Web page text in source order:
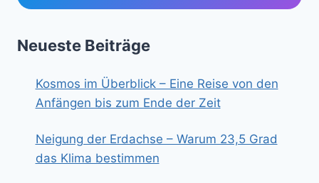
Neueste Beiträge
Kosmos im Überblick – Eine Reise von den
Anfängen bis zum Ende der Zeit
Neigung der Erdachse – Warum 23,5 Grad
das Klima bestimmen